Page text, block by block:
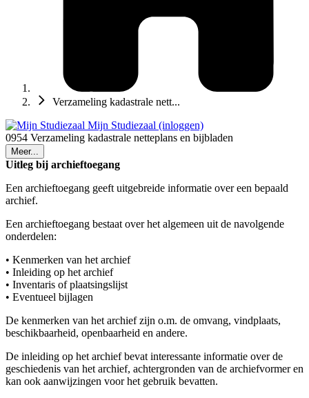
Verzameling kadastrale nett...
Mijn Studiezaal (inloggen)
0954 Verzameling kadastrale netteplans en bijbladen
Meer...
Uitleg bij archieftoegang
Een archieftoegang geeft uitgebreide informatie over een bepaald
archief.
Een archieftoegang bestaat over het algemeen uit de navolgende
onderdelen:
• Kenmerken van het archief
• Inleiding op het archief
• Inventaris of plaatsingslijst
• Eventueel bijlagen
De kenmerken van het archief zijn o.m. de omvang, vindplaats,
beschikbaarheid, openbaarheid en andere.
De inleiding op het archief bevat interessante informatie over de
geschiedenis van het archief, achtergronden van de archiefvormer en
kan ook aanwijzingen voor het gebruik bevatten.